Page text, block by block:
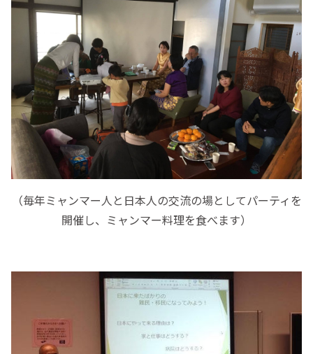
（毎年ミャンマー人と日本人の交流の場としてパーティを
開催し、ミャンマー料理を食べます）